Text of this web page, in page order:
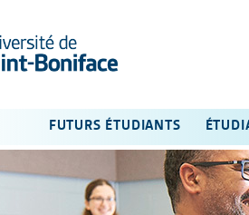
FUTURS ÉTUDIANTS